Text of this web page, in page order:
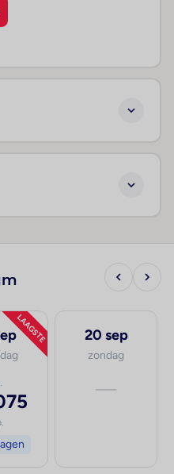
LAAGSTE 20 sep
zondag
—